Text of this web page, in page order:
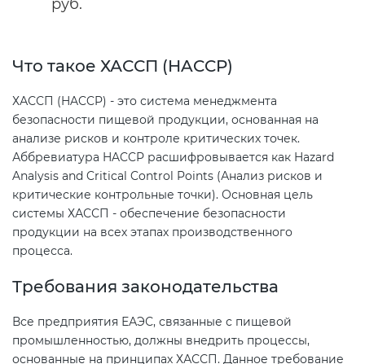
руб.
Что такое ХАССП (HACCP)
ХАССП (HACCP) - это система менеджмента
безопасности пищевой продукции, основанная на
анализе рисков и контроле критических точек.
Аббревиатура HACCP расшифровывается как Hazard
Analysis and Critical Control Points (Анализ рисков и
критические контрольные точки). Основная цель
системы ХАССП - обеспечение безопасности
продукции на всех этапах производственного
процесса.
Требования законодательства
Все предприятия ЕАЭС, связанные с пищевой
промышленностью, должны внедрить процессы,
основанные на принципах ХАССП. Данное требование
товаров
Сертификация электротехники
Сертификация ресурсов
Остальное
БАДы
ТС 009)
Декларирование оборудования
по схеме 5Д (ТР ТС 010)
продукции (ТР ТС 021)
Декларирование алкогольной
Декларирование